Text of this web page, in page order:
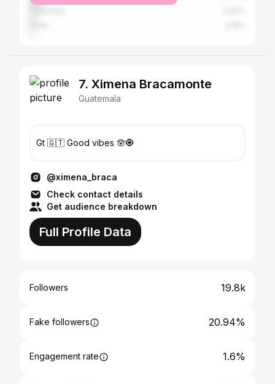
7. Ximena Bracamonte
Guatemala
Gt 🇬🇹 Good vibes 🪬🧿
@ximena_braca
Check contact details
Get audience breakdown
Full Profile Data
Followers 19.8k
Fake followers 20.94%
Engagement rate 1.6%